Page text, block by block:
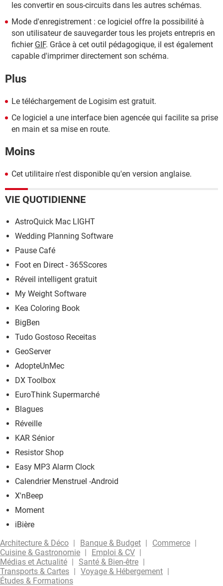
les convertir en sous-circuits dans les autres schémas.
Mode d'enregistrement : ce logiciel offre la possibilité à
son utilisateur de sauvegarder tous les projets entrepris en
fichier GIF. Grâce à cet outil pédagogique, il est également
capable d'imprimer directement son schéma.
Plus
Le téléchargement de Logisim est gratuit.
Ce logiciel a une interface bien agencée qui facilite sa prise
en main et sa mise en route.
Moins
Cet utilitaire n'est disponible qu'en version anglaise.
VIE QUOTIDIENNE
AstroQuick Mac LIGHT
Wedding Planning Software
Pause Café
Foot en Direct - 365Scores
Réveil intelligent gratuit
My Weight Software
Kea Coloring Book
BigBen
Tudo Gostoso Receitas
GeoServer
AdopteUnMec
DX Toolbox
EuroThink Supermarché
Blagues
Réveille
KAR Sénior
Resistor Shop
Easy MP3 Alarm Clock
Calendrier Menstruel -Android
X'nBeep
Moment
iBière
Architecture & Déco
Banque & Budget
Commerce
Cuisine & Gastronomie
Emploi & CV
Médias et Actualité
Santé & Bien-être
Transports & Cartes
Voyage & Hébergement
Études & Formations